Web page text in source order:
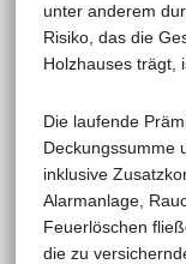
unter anderem
Risiko, das die
Holzhauses trägt,
Die laufende
Deckungssumme
inklusive
Alarmanlage,
Feuerlöschen
die zu